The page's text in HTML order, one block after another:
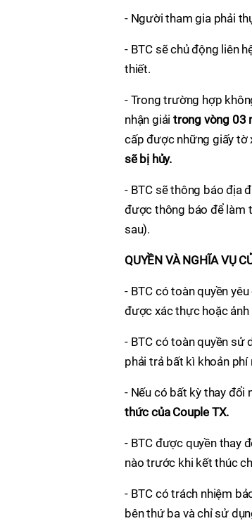
- Người tham gia phải
- BTC sẽ chủ động liên
thiết.
- Trong trường hợp
nhận giải trong vòng 03
cấp được những giấy tờ
sẽ bị hủy.
- BTC sẽ thông báo địa
được thông báo để làm
sau).
QUYỀN VÀ NGHĨA VỤ
- BTC có toàn quyền
được xác thực hoặc
- BTC có toàn quyền sử
phải trả bất kì khoản
- Nếu có bất kỳ thay đổi
thức của Couple TX.
- BTC được quyền thay
nào trước khi kết thúc
- BTC có trách nhiệm
bên thứ ba và chỉ sử